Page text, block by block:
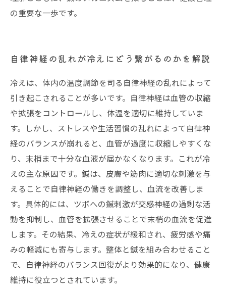
の重要な一歩です。
自律神経の乱れが冷えにどう繋がるのかを解説
冷えは、体内の温度調節を司る自律神経の乱れによって
引き起こされることが多いです。自律神経は血管の収縮
や拡張をコントロールし、体温を適切に維持していま
す。しかし、ストレスや生活習慣の乱れによって自律神
経のバランスが崩れると、血管が過度に収縮しやすくな
り、末梢まで十分な血液が届かなくなります。これが冷
えの主な原因です。鍼は、皮膚や筋肉に適切な刺激を与
えることで自律神経の働きを調整し、血流を改善しま
す。具体的には、ツボへの鍼刺激が交感神経の過剰な活
動を抑制し、血管を拡張させることで末梢の血流を促進
します。その結果、冷えの症状が緩和され、疲労感や痛
みの軽減にも寄与します。整体と鍼を組み合わせること
で、自律神経のバランス回復がより効果的になり、健康
維持に役立つとされています。